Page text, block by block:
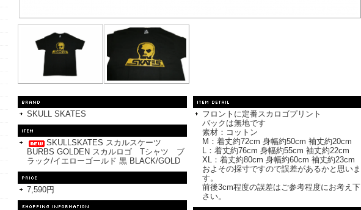
SKULL SKATES
SKULLSKATES スカルスケーツ
BURBS GOLDEN スカルロゴ Tシャツ ブ
ラック/イエローゴールド 黒 BLACK/GOLD
7,590円
フロントに定番スカロゴプリント
バックは無地です
素材：コットン
M：着丈約72cm 身幅約50cm 袖丈約20cm
L：着丈約76cm 身幅約55cm 袖丈約22cm
XL：着丈約80cm 身幅約60cm 袖丈約23cm
およその採寸ですので誤差があるかと思いま
す。
前後3cm程度の誤差はご参考程度にお考え下
さい。